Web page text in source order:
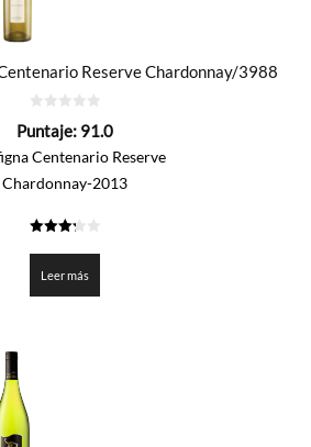
Reserve Chardonnay/3988
de
Puntaje: 91.0
Centenario Reserve
Chardonnay-2013
de 5
Leer más